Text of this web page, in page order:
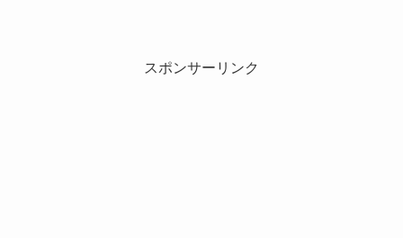
スポンサーリンク